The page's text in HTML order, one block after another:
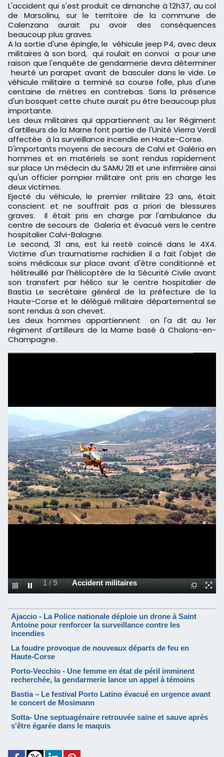
L'accident qui s'est produit ce dimanche à 12h37, au col
de Marsolinu, sur le territoire de la commune de
Calenzana aurait pu avoir des conséquences
beaucoup plus graves.
A la sortie d'une épingle, le véhicule jeep P4, avec deux
militaires à son bord, qui roulait en convoi a pour une
raison que l'enquête de gendarmerie devra déterminer
heurté un parapet avant de basculer dans le vide. Le
véhicule militaire a terminé sa course folle, plus d'une
centaine de mètres en contrebas. Sans la présence
d'un bosquet cette chute aurait pu être beaucoup plus
importante.
Les deux militaires qui appartiennent au 1er Régiment
d'artilleurs de la Marne font partie de l'Unité Vierra Verdi
affectée à la surveillance incendie en Haute-Corse.
D'importants moyens de secours de Calvi et Galéria en
hommes et en matériels se sont rendus rapidement
sur place Un médecin du SAMU 2B et une infirmière ainsi
qu'un officier pompier militaire ont pris en charge les
deux victimes.
Ejecté du véhicule, le premier militaire 23 ans, était
conscient et ne souffrait pas a priori de blessures
graves. Il était pris en charge par l'ambulance du
centre de secours de Galeria et évacué vers le centre
hospitalier Calvi-Balagne.
Le second, 31 ans, est lui resté coincé dans le 4X4.
Victime d'un traumatisme rachidien il a fait l'objet de
soins médicaux sur place avant d'être conditionné et
hélitreuillé par l'hélicoptère de la Sécurité Civile avant
son transfert par hélico sur le centre hospitalier de
Bastia Le secrétaire général de la préfecture de la
Haute-Corse et le délégué militaire départemental se
sont rendus à son chevet.
Les deux hommes appartiennent on l'a dit au 1er
régiment d'artilleurs de la Marne basé à Chalons-en-
Champagne.
1 /9 Accident militaires
Ajaccio - La Police nationale déploie un drone à Saint
Antoine pour renforcer la surveillance contre les
incendies
La foudre provoque de nouveaux départs de feu en
Haute-Corse
Porto-Vecchio - Une femme en état de péril imminent
recherchée, la gendarmerie lance un appel à témoins
Bastia – Le festival Porto Latino évacué en urgence avant
le concert de Mosimann
Sotta- Une septuagénaire retrouvée saine et sauve après
s'être égarée dans le maquis